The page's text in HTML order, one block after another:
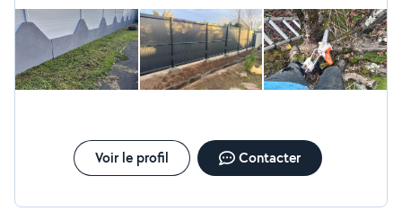
Voir le profil Contacter